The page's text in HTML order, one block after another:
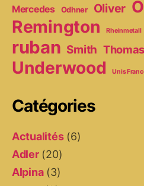
Mercedes
Odhner Oliver
Remington Rheinmetall
ruban Smith
Underwood Unis
Catégories
Actualités(6)
Adler(20)
Alpina(3)